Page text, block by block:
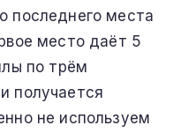
последнего места
место даёт 5
по трём
получается
не используем